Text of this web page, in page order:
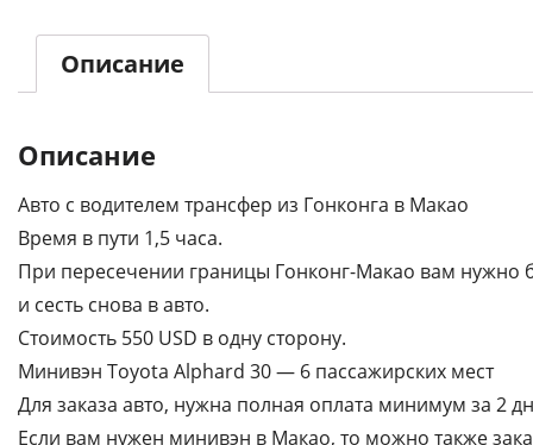
Описание
Описание
Авто с водителем трансфер из Гонконга в Макао
Время в пути 1,5 часа.
При пересечении границы Гонконг-Макао вам нужно
и сесть снова в авто.
Стоимость 550 USD в одну сторону.
Минивэн Toyota Alphard 30 — 6 пассажирских мест
Для заказа авто, нужна полная оплата минимум за 2
Если вам нужен минивэн в Макао, то можно также